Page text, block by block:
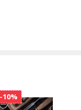
-10%